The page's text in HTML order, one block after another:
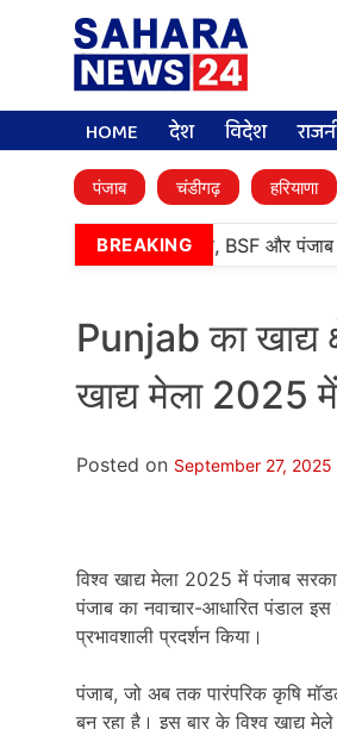
HOME देश विदेश
पंजाब चंडीगढ़ हरियाणा
BREAKING
तरनतारन में बड़ी कामयाबी, BSF और पंजाब
Punjab का खाद्य
खाद्य मेला 2025
Posted on September 27, 2025
विश्व खाद्य मेला 2025 में पंजाब
पंजाब का नवाचार-आधारित पंडाल
प्रभावशाली प्रदर्शन किया।
पंजाब, जो अब तक पारंपरिक कृषि
बन रहा है। इस बार के विश्व खाद्य